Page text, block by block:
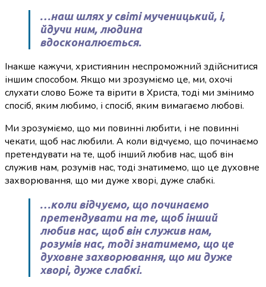
…наш шлях у світі мученицький, і,
йдучи ним, людина
вдосконалюється.
Інакше кажучи, християнин неспроможний здійснитися
іншим способом. Якщо ми зрозуміємо це, ми, охочі
слухати слово Боже та вірити в Христа, тоді ми змінимо
спосіб, яким любимо, і спосіб, яким вимагаємо любові.
Ми зрозуміємо, що ми повинні любити, і не повинні
чекати, щоб нас любили. А коли відчуємо, що починаємо
претендувати на те, щоб інший любив нас, щоб він
служив нам, розумів нас, тоді знатимемо, що це духовне
захворювання, що ми дуже хворі, дуже слабкі.
…коли відчуємо, що починаємо
претендувати на те, щоб інший
любив нас, щоб він служив нам,
розумів нас, тоді знатимемо, що це
духовне захворювання, що ми дуже
хворі, дуже слабкі.